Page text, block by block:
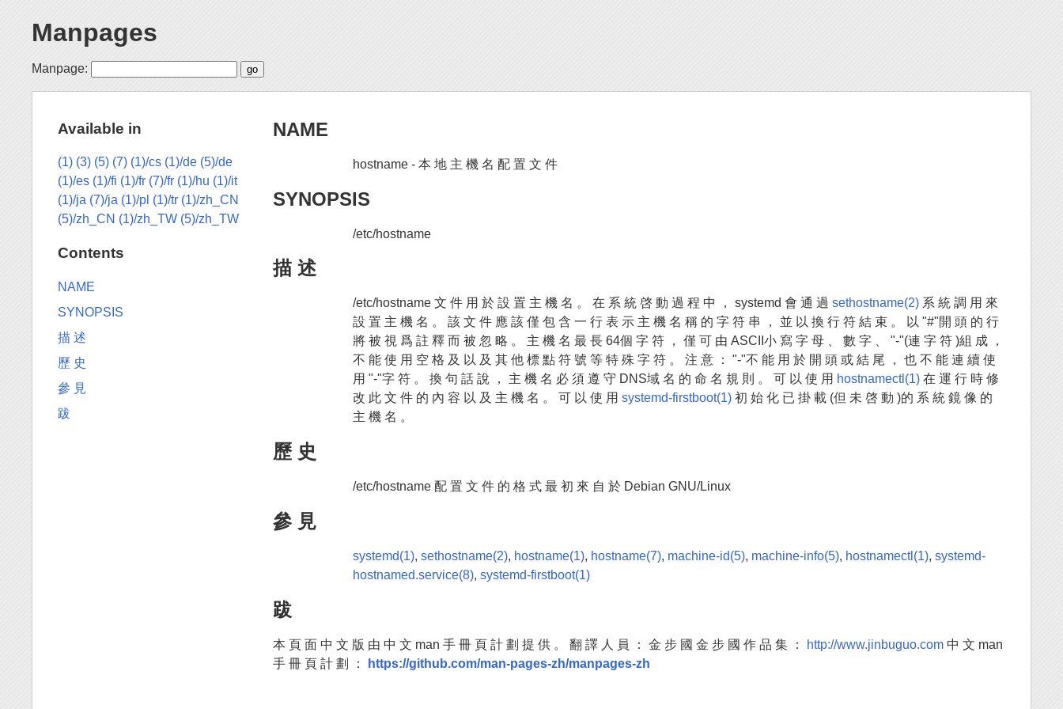
Manpages
Manpage:
NAME
hostname - 本 地 主 機 名 配 置 文 件
SYNOPSIS
/etc/hostname
描 述
/etc/hostname 文 件 用 於 設 置 主 機 名 。 在 系 統 啓 動 過 程 中 ， systemd 會 通 過sethostname(2) 系 統 調 用 來
設 置 主 機 名 。 該 文 件 應 該 僅 包 含 一 行 表 示 主 機 名 稱 的 字 符 串 ， 並 以 換 行 符 結 束 。 以 "#"開 頭 的 行
將 被 視 爲 註 釋 而 被 忽 略 。 主 機 名 最 長 64個 字 符 ， 僅 可 由 ASCII小 寫 字 母 、 數 字 、 "-"(連 字 符 )組 成 ，
不 能 使 用 空 格 及 以 及 其 他 標 點 符 號 等 特 殊 字 符 。 注 意 ： "-"不 能 用 於 開 頭 或 結 尾 ， 也 不 能 連 續 使
用 "-"字 符 。 換 句 話 說 ， 主 機 名 必 須 遵 守 DNS域 名 的 命 名 規 則 。 可 以 使 用 hostnamectl(1) 在 運 行 時 修
改 此 文 件 的 內 容 以 及 主 機 名 。 可 以 使 用systemd-firstboot(1) 初 始 化 已 掛 載 (但 未 啓 動 )的 系 統 鏡 像 的
主 機 名 。
歷 史
/etc/hostname 配 置 文 件 的 格 式 最 初 來 自 於 Debian GNU/Linux
參 見
systemd(1),sethostname(2), hostname(1), hostname(7), machine-id(5), machine-info(5), hostnamectl(1),systemd-
hostnamed.service(8),systemd-firstboot(1)
跋
本 頁 面 中 文 版 由 中 文 man 手 冊 頁 計 劃 提 供 。 翻 譯 人 員 ： 金 步 國 金 步 國 作 品 集 ： http://www.jinbuguo.com中 文 man
手 冊 頁 計 劃 ：
https://github.com/man-pages-zh/manpages-zh
Available in
(1) (3) (5) (7) (1)/cs (1)/de (5)/de
(1)/es (1)/fi (1)/fr (7)/fr (1)/hu (1)/it
(1)/ja (7)/ja (1)/pl (1)/tr (1)/zh_CN
(5)/zh_CN (1)/zh_TW (5)/zh_TW
Contents
NAME
SYNOPSIS
描 述
歷 史
參 見
跋